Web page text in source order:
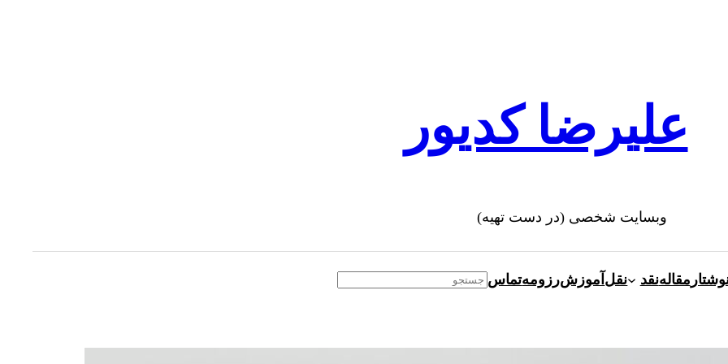
علیرضا کدیور
وبسایت شخصی (در دست تهیه)
مقالهنقد نقل آموزشرزومهتماسSearch